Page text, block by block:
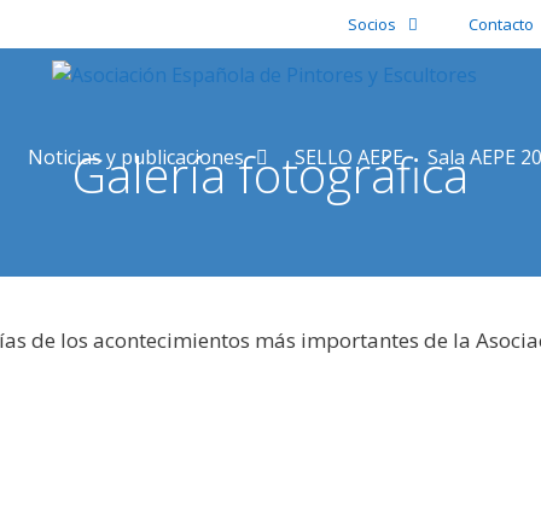
Socios Contacto
Noticias y publicaciones SELLO AEPE Sala AEPE
Galería fotográfica
de los acontecimientos más importantes de la